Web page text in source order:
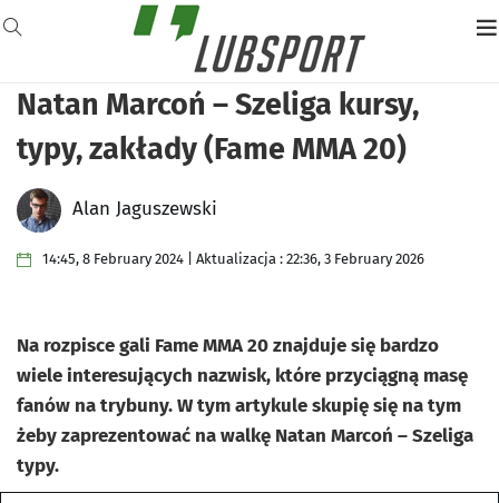
Natan Marcoń – Szeliga kursy,
typy, zakłady (Fame MMA 20)
Alan Jaguszewski
14:45, 8 February 2024 | Aktualizacja : 22:36, 3 February 2026
Na rozpisce gali Fame MMA 20 znajduje się bardzo
wiele interesujących nazwisk, które przyciągną masę
fanów na trybuny. W tym artykule skupię się na tym
żeby zaprezentować na walkę Natan Marcoń – Szeliga
typy.